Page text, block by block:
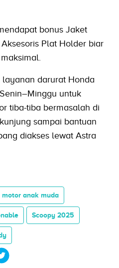
bonus Jaket
Plat Holder biar
darurat Honda
untuk
tiba-tiba bermasalah di
sampai bantuan
diakses lewat Astra
motor anak muda
Scoopy 2025